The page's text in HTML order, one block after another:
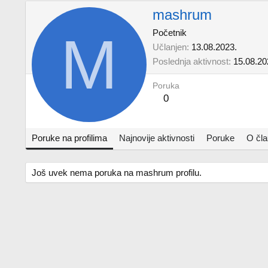
M
mashrum
Početnik
Učlanjen 13.08.2023.
Poslednja aktivnost
Poruka
0
Poruke na profilima Najnovije aktivnosti Poruke O
Još uvek nema poruka na mashrum profilu.